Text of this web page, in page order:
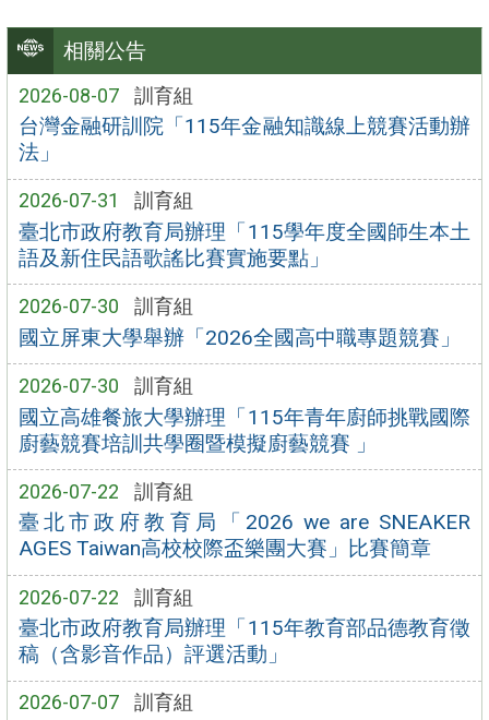
相關公告
2026-08-07 訓育組
台灣金融研訓院「115年金融知識線上競賽活動辦
法」
2026-07-31 訓育組
臺北市政府教育局辦理「115學年度全國師生本土
語及新住民語歌謠比賽實施要點」
2026-07-30 訓育組
國立屏東大學舉辦「2026全國高中職專題競賽」
2026-07-30 訓育組
國立高雄餐旅大學辦理「115年青年廚師挑戰國際
廚藝競賽培訓共學圈暨模擬廚藝競賽 」
2026-07-22 訓育組
臺北市政府教育局「2026 we are SNEAKER
AGES Taiwan高校校際盃樂團大賽」比賽簡章
2026-07-22 訓育組
臺北市政府教育局辦理「115年教育部品德教育徵
稿（含影音作品）評選活動」
2026-07-07 訓育組